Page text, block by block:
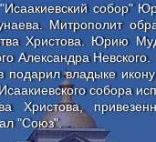
собор"
Митрополит
Христова. Юрию
Александра
владыке
собора
Христова,
"Союз".